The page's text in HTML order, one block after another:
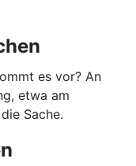
es vor? An
etwa am
Sache.